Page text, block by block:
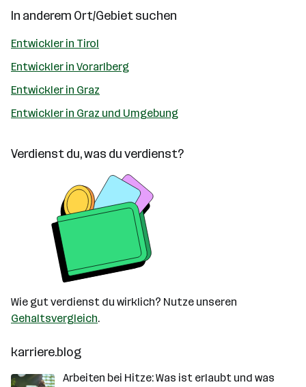
In anderem Ort/Gebiet suchen
Entwickler in Tirol
Entwickler in Vorarlberg
Entwickler in Graz
Entwickler in Graz und Umgebung
Verdienst du, was du verdienst?
Wie gut verdienst du wirklich? Nutze unseren
Gehaltsvergleich.
karriere.blog
Arbeiten bei Hitze: Was ist erlaubt und was